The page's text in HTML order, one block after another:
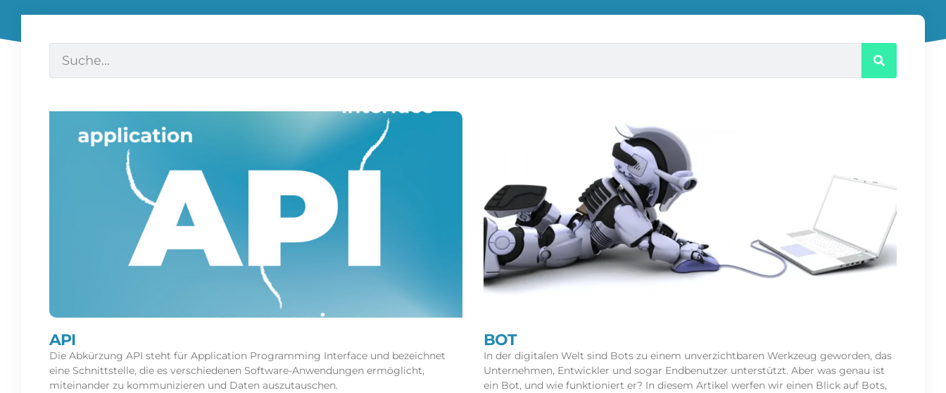
API
Die Abkürzung API steht für Application Programming Interface und bezeichnet
eine Schnittstelle, die es verschiedenen Software-Anwendungen ermöglicht,
miteinander zu kommunizieren und Daten auszutauschen.
BOT
In der digitalen Welt sind Bots zu einem unverzichtbaren Werkzeug geworden, das
Unternehmen, Entwickler und sogar Endbenutzer unterstützt. Aber was genau ist
ein Bot, und wie funktioniert er? In diesem Artikel werfen wir einen Blick auf Bots,